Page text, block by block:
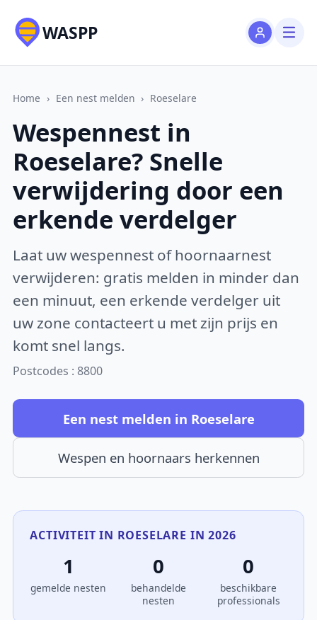
WASPP
Home › Een nest melden › Roeselare
Wespennest in
Roeselare? Snelle
verwijdering door een
erkende verdelger
Laat uw wespennest of hoornaarnest
verwijderen: gratis melden in minder dan
een minuut, een erkende verdelger uit
uw zone contacteert u met zijn prijs en
komt snel langs.
Postcodes : 8800
Een nest melden in Roeselare
Wespen en hoornaars herkennen
ACTIVITEIT IN ROESELARE IN 2026
1
gemelde nesten
0
behandelde
nesten
0
beschikbare
professionals